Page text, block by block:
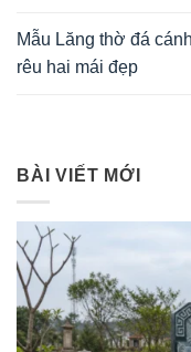
Mẫu Lăng thờ đá
rêu hai mái đẹp
BÀI VIẾT MỚI